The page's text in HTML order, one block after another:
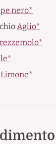
nero*
Aglio*
Limone*